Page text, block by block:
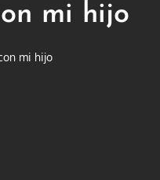
mi hijo
mi hijo